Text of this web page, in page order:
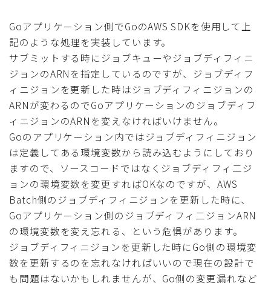
Goアプリケーション側でGoのAWS SDKを使用して上
記のような処理を実装しています。
サブミットする時にジョブキューやジョブディフィニ
ジョンのARNを指定しているのですが、ジョブディフ
ィニジョンを更新した時はジョブディフィニジョンの
ARNが変わるのでGoアプリケーションのジョブディフ
ィニジョンのARNを変えなければいけません。
Goのアプリケーション内ではジョブディフィニジョン
は定義してある環境変数から読み込むようにしており
ますので、ソースコードではなくジョブディフィ二ジ
ョンの環境変数を変更すればOKなのですが、AWS
Batch側のジョブディフィニジョンを更新した時に、
Goアプリケーション側のジョブディフィ二ジョンARN
の環境変数を変え忘れる、という危惧があります。
ジョブディフィニジョンを更新した時にGo側の環境変
数を更新するのを忘れなければいいので現在の設計で
も問題はないかもしれませんが、Go側の変更漏れなど